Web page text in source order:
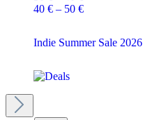
40 € – 50 €
Indie Summer Sale 2026